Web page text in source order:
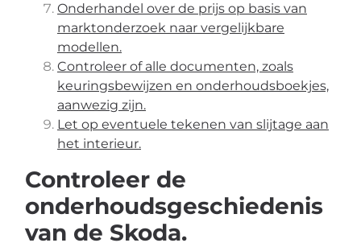
Onderhandel over de prijs op basis van
marktonderzoek naar vergelijkbare
modellen.
Controleer of alle documenten, zoals
keuringsbewijzen en onderhoudsboekjes,
aanwezig zijn.
Let op eventuele tekenen van slijtage aan
het interieur.
Controleer de
onderhoudsgeschiedenis
van de Skoda.